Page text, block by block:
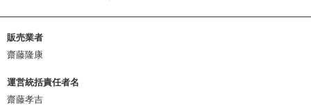
販売業者
齋藤隆康
運営統括責任者名
齋藤孝吉